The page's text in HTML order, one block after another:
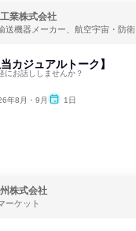
業株式会社
送機器メーカー、航空宇宙・防衛
カジュアルトーク】
にお話ししませんか？
年8月・9月 1日
株式会社
ーケット